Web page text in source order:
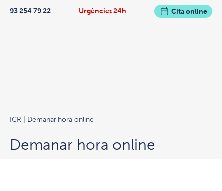
Urgències 24h
93 254 79 22 Cita online
ICR | Demanar hora online
Demanar hora online